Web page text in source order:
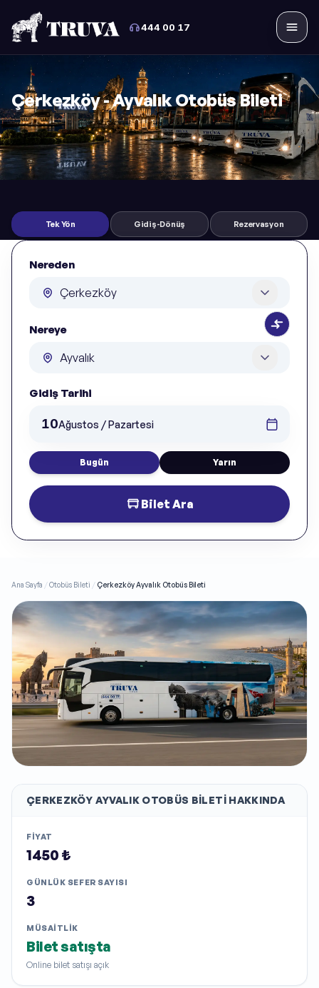
444 00 17
Çerkezköy - Ayvalık Otobüs Bileti
Tek Yön Gidiş-Dönüş Rezervasyon
Nereden
Nereye
Gidiş Tarihi
10Ağustos / Pazartesi
Bugün Yarın
Bilet Ara
Ana Sayfa /Otobüs Bileti / Çerkezköy Ayvalık Otobüs Bileti
ÇERKEZKÖY AYVALIKOTOBÜS BILETI HAKKINDA
FIYAT
1450 ₺
GÜNLÜK SEFER SAYISI
3
MÜSAITLIK
Bilet satışta
Online bilet satışı açık